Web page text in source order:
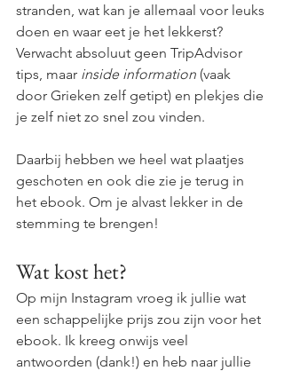
stranden, wat kan je allemaal voor leuks
doen en waar eet je het lekkerst?
Verwacht absoluut geen TripAdvisor
tips, maar inside information (vaak
door Grieken zelf getipt) en plekjes die
je zelf niet zo snel zou vinden.
Daarbij hebben we heel wat plaatjes
geschoten en ook die zie je terug in
het ebook. Om je alvast lekker in de
stemming te brengen!
Wat kost het?
Op mijn Instagram vroeg ik jullie wat
een schappelijke prijs zou zijn voor het
ebook. Ik kreeg onwijs veel
antwoorden (dank!) en heb naar jullie